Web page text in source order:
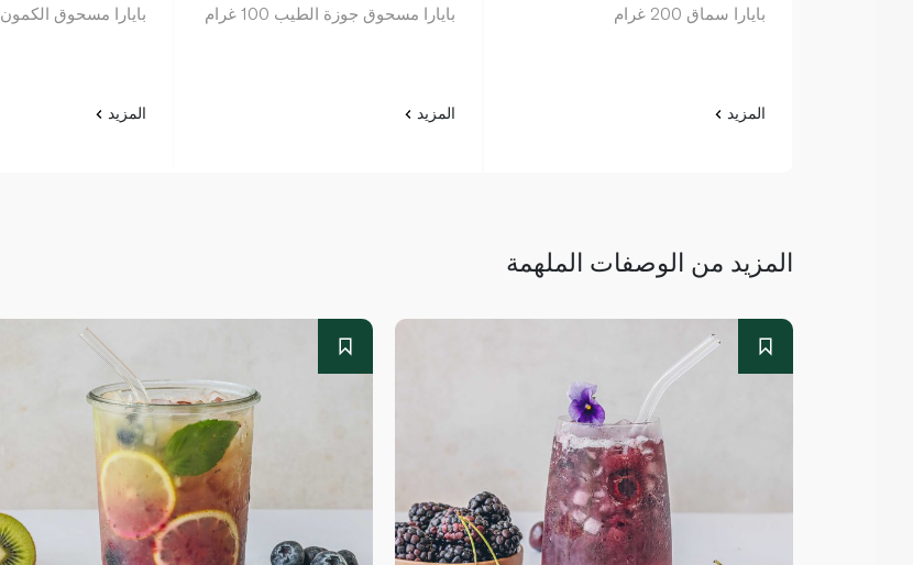
بايارا سماق 200 غرام
المزيد
بايارا مسحوق جوزة الطيب 100 غرام
المزيد
بايارا مسحوق الكمون 200 غرام
المزيد
المزيد من الوصفات الملهمة